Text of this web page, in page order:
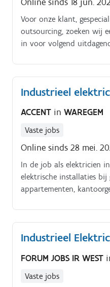
Voor onze klant,
outsourcing, zoeken wij
in voor volgend
elektrische stuur en
Industrieel
ACCENT in WAREGEM
Vaste jobs
Online sinds 28 mei.
In de job als elektricien
elektrische installaties bij
appartementen,
Stopcontacten,
voorzien- Elektrisch plan
Industrieel
FORUM JOBS IR WEST
Vaste jobs